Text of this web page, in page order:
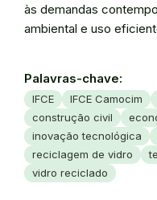
às demandas
ambiental e uso
Palavras-chave:
IFCE IFCE Camocim
construção civil
inovação tecnológica
reciclagem de vidro
vidro reciclado